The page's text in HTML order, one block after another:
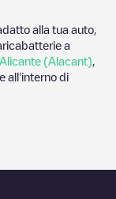
alla tua auto,
a
Alicante (Alacant)
all'interno di